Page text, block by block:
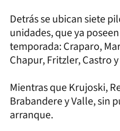
Detrás se ubican siete
unidades, que ya
temporada: Craparo,
Chapur, Fritzler, Castro
Mientras que Krujoski,
Brabandere y Valle, sin
arranque.